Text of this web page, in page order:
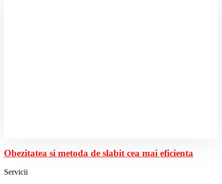
Obezitatea si metoda de slabit cea mai eficienta
Servicii